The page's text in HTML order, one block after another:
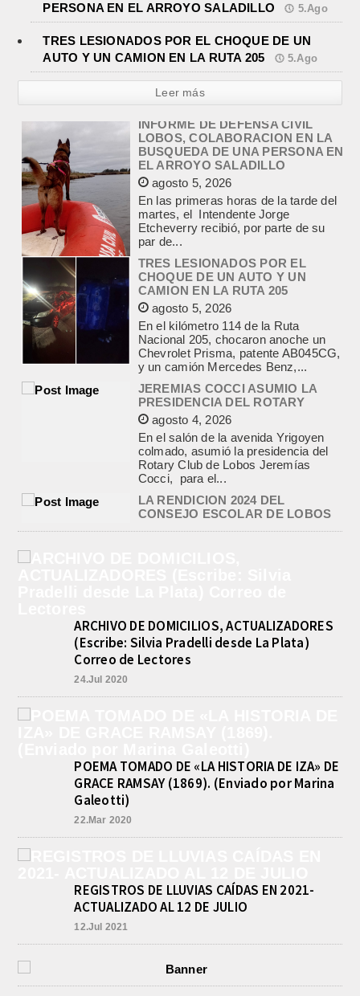
PERSONA EN EL ARROYO SALADILLO
5.Ago
TRES LESIONADOS POR EL CHOQUE DE UN
AUTO Y UN CAMION EN LA RUTA 205
5.Ago
Leer más
TRES LESIONADOS POR EL
CHOQUE DE UN AUTO Y UN
CAMION EN LA RUTA 205
agosto 5, 2026
En el kilómetro 114 de la Ruta
Nacional 205, chocaron anoche un
Chevrolet Prisma, patente AB045CG,
y un camión Mercedes Benz,...
JEREMIAS COCCI ASUMIO LA
PRESIDENCIA DEL ROTARY
agosto 4, 2026
En el salón de la avenida Yrigoyen
colmado, asumió la presidencia del
Rotary Club de Lobos Jeremías
Cocci, para el...
LA RENDICION 2024 DEL
CONSEJO ESCOLAR DE LOBOS
APROBADA POR EL TRIBUNAL
DE CUENTAS BONAERENSE
agosto 3, 2026
El Tribunal de Cuentas de la Provincia
de Buenos Aires aprobó formalmente
la rendición de cuentas
correspondiente al Ejercicio 2024,...
PRE-FEDERAL MASCULINO DE
BASQUET EN CADETES:
ATHLETIC JUEGA EL
se...
INFORME DE DEFENSA CIVIL
LOBOS, COLABORACION EN LA
par de...
ARCHIVO DE DOMICILIOS, ACTUALIZADORES
(Escribe: Silvia Pradelli desde La Plata)
Correo de Lectores
24.Jul 2020
POEMA TOMADO DE «LA HISTORIA DE IZA» DE
GRACE RAMSAY (1869). (Enviado por Marina
Galeotti)
22.Mar 2020
REGISTROS DE LLUVIAS CAÍDAS EN 2021-
ACTUALIZADO AL 12 DE JULIO
12.Jul 2021